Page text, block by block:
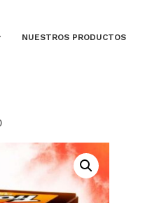
NUESTROS PRODUCTOS